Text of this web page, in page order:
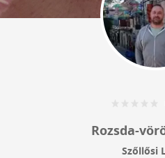
Rozsda-
Szőllősi